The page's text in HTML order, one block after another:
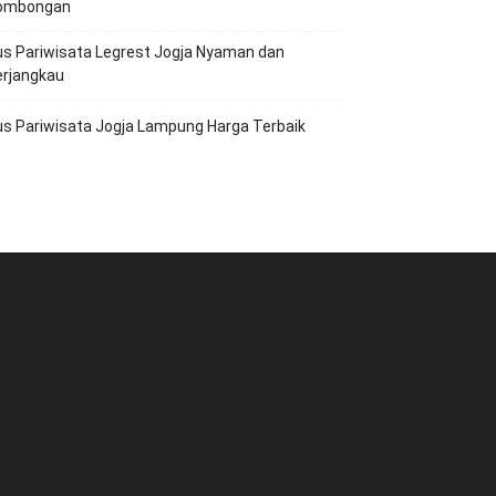
Pariwisata Legrest Jogja Nyaman dan
Pariwisata Jogja Lampung Harga Terbaik